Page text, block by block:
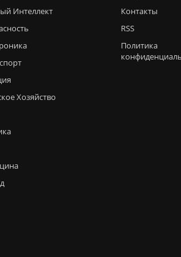
Интеллект
Хозяйство
Контакты
RSS
Политика